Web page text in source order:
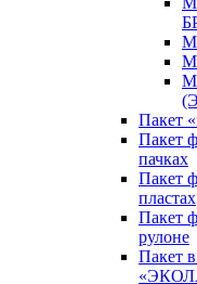
Пакет
Пакет
пачках
Пакет
пластах
Пакет
рулоне
Пакет